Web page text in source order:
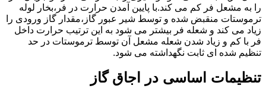
را به مشعل فر کم می کند.با پایین آمدن حرارت در فر،بخار لوله
ترموستات منقبض شده و توسط شیر عبور گاز،مقدار گاز ورودی را
زیاد می کند و شعله فر بیشتر می شود به این ترتیب حرارت داخل
فر با کم و زیاد شدن شعله مشعل آن توسط ترموستات در حد
تنظیم شده ای ثابت نگهداشته می شود.
تنظیمات اساسی در اجاق گاز